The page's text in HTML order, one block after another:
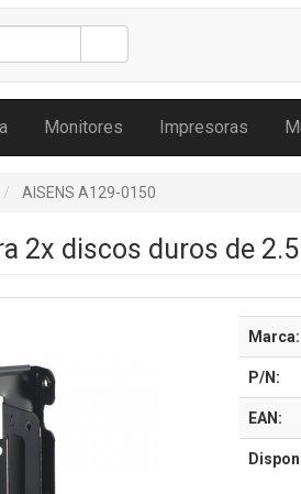
Monitores Impresoras
AISENS A129-0150
2x discos duros de
Marca:
P/N:
EAN: